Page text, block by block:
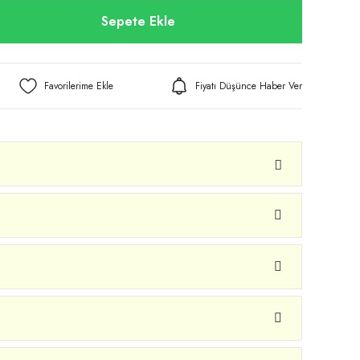
Sepete Ekle
Fiyatı Düşünce Haber Ver